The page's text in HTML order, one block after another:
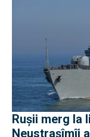
Rușii merg la
Neustrașîmîi